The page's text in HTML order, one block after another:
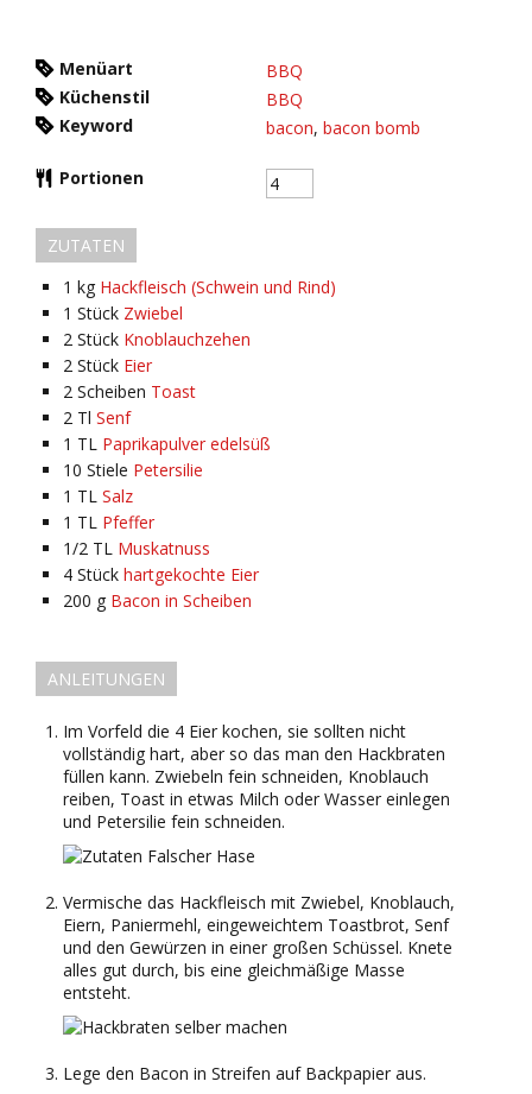
Menüart
BBQ
Küchenstil
BBQ
Keyword
bacon, bacon bomb
Portionen
ZUTATEN
1 kg Hackfleisch (Schwein und Rind)
1 Stück Zwiebel
2 Stück Knoblauchzehen
2 Stück Eier
2 Scheiben Toast
2 Tl Senf
1 TL Paprikapulver edelsüß
10 Stiele Petersilie
1 TL Salz
1 TL Pfeffer
1/2 TL Muskatnuss
4 Stück hartgekochte Eier
200 g Bacon in Scheiben
ANLEITUNGEN
Im Vorfeld die 4 Eier kochen, sie sollten nicht
vollständig hart, aber so das man den Hackbraten
füllen kann. Zwiebeln fein schneiden, Knoblauch
reiben, Toast in etwas Milch oder Wasser einlegen
und Petersilie fein schneiden.
Vermische das Hackfleisch mit Zwiebel, Knoblauch,
Eiern, Paniermehl, eingeweichtem Toastbrot, Senf
und den Gewürzen in einer großen Schüssel. Knete
alles gut durch, bis eine gleichmäßige Masse
entsteht.
Lege den Bacon in Streifen auf Backpapier aus.